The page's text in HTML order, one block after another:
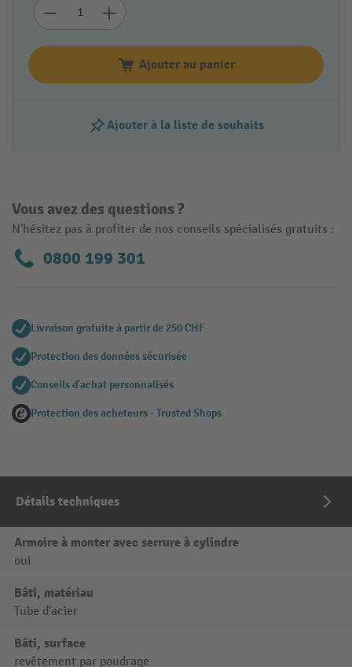
Ajouter au panier
Ajouter à la liste de souhaits
Vous avez des questions ?
N'hésitez pas à profiter de nos conseils spécialisés gratuits :
0800 199 301
Livraison gratuite à partir de 250 CHF
Protection des données sécurisée
Conseils d'achat personnalisés
Protection des acheteurs - Trusted Shops
Détails techniques
Armoire à monter avec serrure à cylindre
oui
Bâti, matériau
Tube d'acier
Bâti, surface
revêtement par poudrage